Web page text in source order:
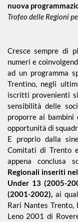
nuova
Trofeo delle Regioni
Cresce sempre di
numeri e
ad un programma
Trentino, negli
iscritti provenienti
sensibilità delle
proporre ai bambini
opportunità di
E proprio dalla
Comitati di Trento
appena
Regionali inseriti
Under 13 (2005-
(2001-2002),ai
Rari Nantes Trento,
Leno 2001 di
News
Pallanuoto
Piscina 50 m
Qualificazione
Giovanile
Tuffi